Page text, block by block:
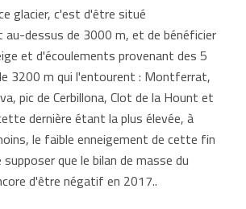
glacier, c'est d'être situé
dessus de 3000 m, et de bénéficier
et d'écoulements provenant des 5
3200 m qui l'entourent : Montferrat,
pic de Cerbillona, Clot de la Hount et
dernière étant la plus élevée, à
le faible enneigement de cette fin
que le bilan de masse du
d'être négatif en 2017..